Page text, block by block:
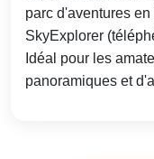
parc d'aventures
SkyExplorer
Idéal pour les
panoramiques et